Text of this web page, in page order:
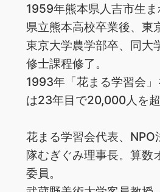
1959年熊本県人吉市生ま
県立熊本高校卒業後、東
東京大学農学部卒、同大
修士課程修了。
1993年「花まる学習会
は23年目で20,000人を超
花まる学習会代表、NPO
隊むぎぐみ理事長。算数
委員。